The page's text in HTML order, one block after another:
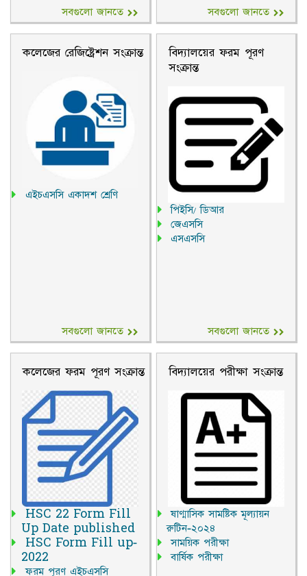
সবগুলো জানতে
সবগুলো জানতে
কলেজের রেজিষ্ট্রেশন সংক্রান্ত
এইচএসসি একাদশ শ্রেণি
সবগুলো জানতে
বিদ্যালয়ের ফরম পূরণ
সংক্রান্ত
পিইসি/ ডিআর
জেএসসি
এসএসসি
সবগুলো জানতে
কলেজের ফরম পূরণ সংক্রান্ত
HSC 22 Form Fill
Up Date published
HSC Form Fill up-
2022
ফরম পূরণ এইচএসসি
বিদ্যালয়ের পরীক্ষা সংক্রান্ত
ষাণ্মাসিক সামষ্টিক মূল্যায়ন
রুটিন-২০২৪
সাময়িক পরীক্ষা
বার্ষিক পরীক্ষা